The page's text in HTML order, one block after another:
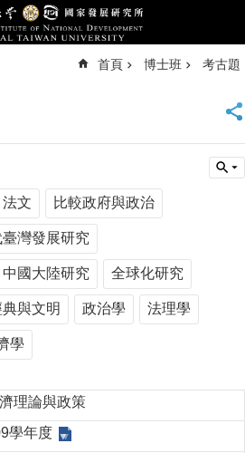
首頁 博士班 考古題
法文 比較政府與政治
灣發展研究
中國大陸研究 全球化研究
與文明 政治學 法理學
學
理論與政策
學年度